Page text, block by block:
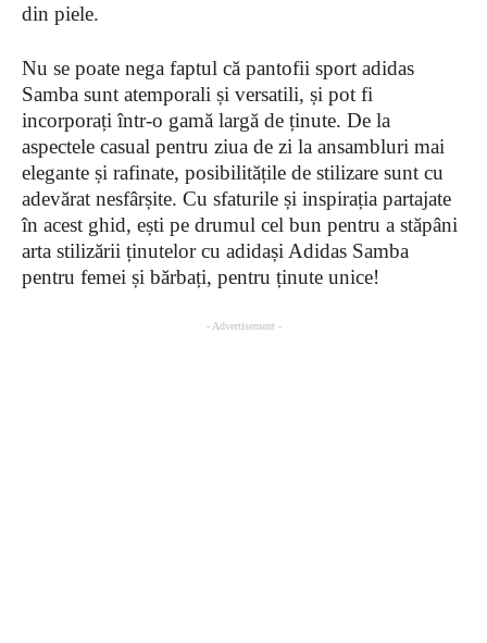
din piele.
Nu se poate nega faptul că pantofii sport adidas
Samba sunt atemporali și versatili, și pot fi
incorporați într-o gamă largă de ținute. De la
aspectele casual pentru ziua de zi la ansambluri mai
elegante și rafinate, posibilitățile de stilizare sunt cu
adevărat nesfârșite. Cu sfaturile și inspirația partajate
în acest ghid, ești pe drumul cel bun pentru a stăpâni
arta stilizării ținutelor cu adidași Adidas Samba
pentru femei și bărbați, pentru ținute unice!
- Advertisement -